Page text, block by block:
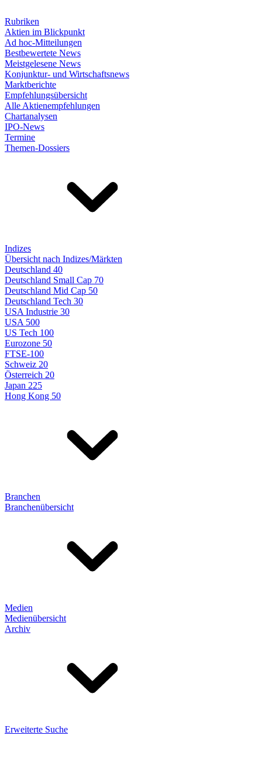
Rubriken
Aktien im Blickpunkt
Ad hoc-Mitteilungen
Bestbewertete News
Meistgelesene News
Konjunktur- und Wirtschaftsnews
Marktberichte
Empfehlungsübersicht
Alle Aktienempfehlungen
Chartanalysen
IPO-News
Termine
Themen-Dossiers
Indizes
Übersicht nach Indizes/Märkten
Deutschland 40
Deutschland Small Cap 70
Deutschland Mid Cap 50
Deutschland Tech 30
USA Industrie 30
USA 500
US Tech 100
Eurozone 50
FTSE-100
Schweiz 20
Österreich 20
Japan 225
Hong Kong 50
Branchen
Branchenübersicht
Medien
Medienübersicht
Archiv
Erweiterte Suche